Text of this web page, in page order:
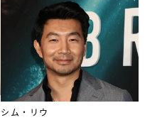
シム・リウ